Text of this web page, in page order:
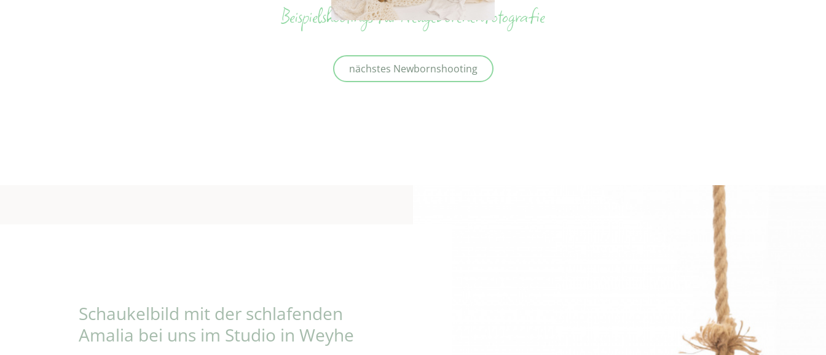
Beispielshootings für Neugeborenenfotografie
nächstes Newbornshooting
Schaukelbild mit der schlafenden
Amalia bei uns im Studio in Weyhe